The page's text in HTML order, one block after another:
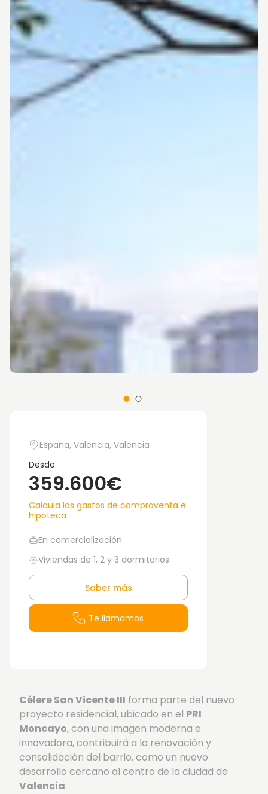
España, Valencia, Valencia
Desde
359.600€
Calcula los gastos de compraventa e
hipoteca
En comercialización
Viviendas de 1, 2 y 3 dormitorios
Saber más
Te llamamos
Célere San Vicente III forma parte del nuevo
proyecto residencial, ubicado en el PRI
Moncayo, con una imagen moderna e
innovadora, contribuirá a la renovación y
consolidación del barrio, como un nuevo
desarrollo cercano al centro de la ciudad de
Valencia.